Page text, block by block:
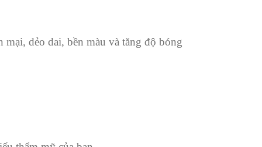
dẻo dai, bền màu và tăng độ bóng